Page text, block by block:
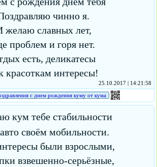
чинно я.
желаю славных лет,
проблем и горя нет.
есть, деликатесы
красоткам интересы!
25.10.2017 | 14:21:58
с днем рождения куму от кума
кум тебе стабильности
своём мобильности.
были взрослыми,
взвешенно-серьёзные,